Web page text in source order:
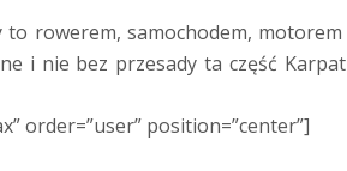
to rowerem, samochodem,
i nie bez przesady ta część
order=”user” position=”center”]